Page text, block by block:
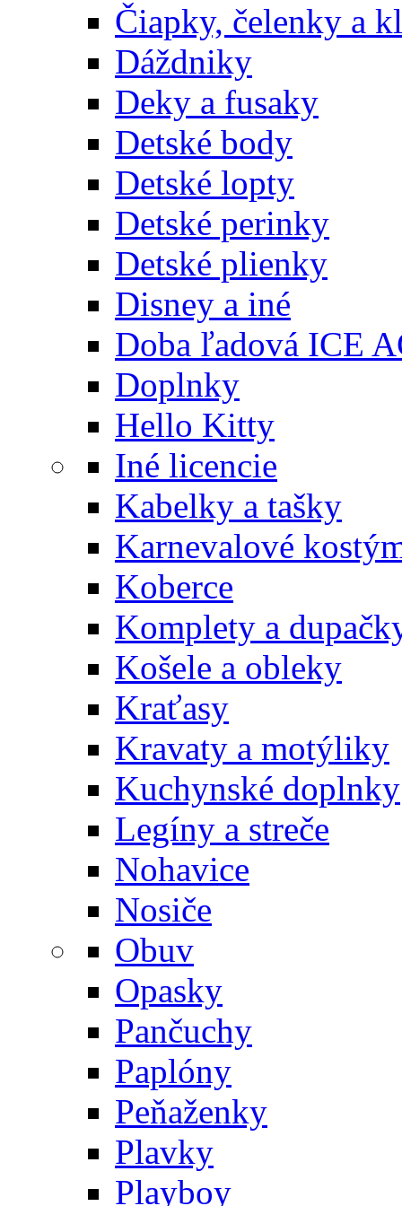
Čiapky, čelenky a
Dáždniky
Deky a fusaky
Detské body
Detské lopty
Detské perinky
Detské plienky
Disney a iné
Doba ľadová ICE
Doplnky
Hello Kitty
Iné licencie
Kabelky a tašky
Karnevalové
Koberce
Komplety a
Košele a obleky
Kraťasy
Kravaty a motýliky
Kuchynské doplnky
Legíny a streče
Nohavice
Nosiče
Obuv
Opasky
Pančuchy
Paplóny
Peňaženky
Plavky
Playboy